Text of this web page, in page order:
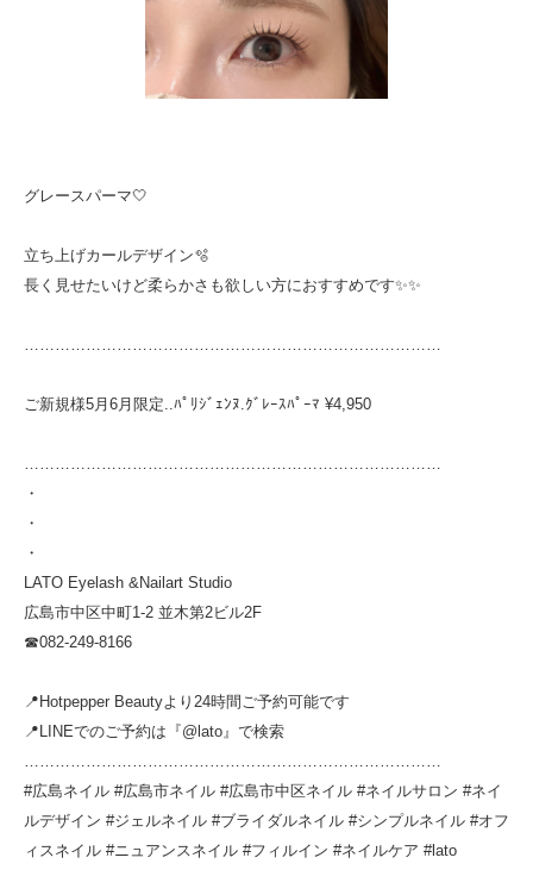
グレースパーマ🤍
立ち上げカールデザイン🫧
長く見せたいけど柔らかさも欲しい方におすすめです✨✨
………………………………………………………………………
ご新規様5月6月限定..ﾊﾟﾘｼﾞｪﾝﾇ.ｸﾞﾚｰｽﾊﾟｰﾏ ¥4,950
………………………………………………………………………
・
・
・
LATO Eyelash &Nailart Studio
広島市中区中町1-2 並木第2ビル2F
☎︎082-249-8166
📍Hotpepper Beautyより24時間ご予約可能です
📍LINEでのご予約は『@lato』で検索
………………………………………………………………………
#広島ネイル #広島市ネイル #広島市中区ネイル #ネイルサロン #ネイ
ルデザイン #ジェルネイル #ブライダルネイル #シンプルネイル #オフ
ィスネイル #ニュアンスネイル #フィルイン #ネイルケア #lato